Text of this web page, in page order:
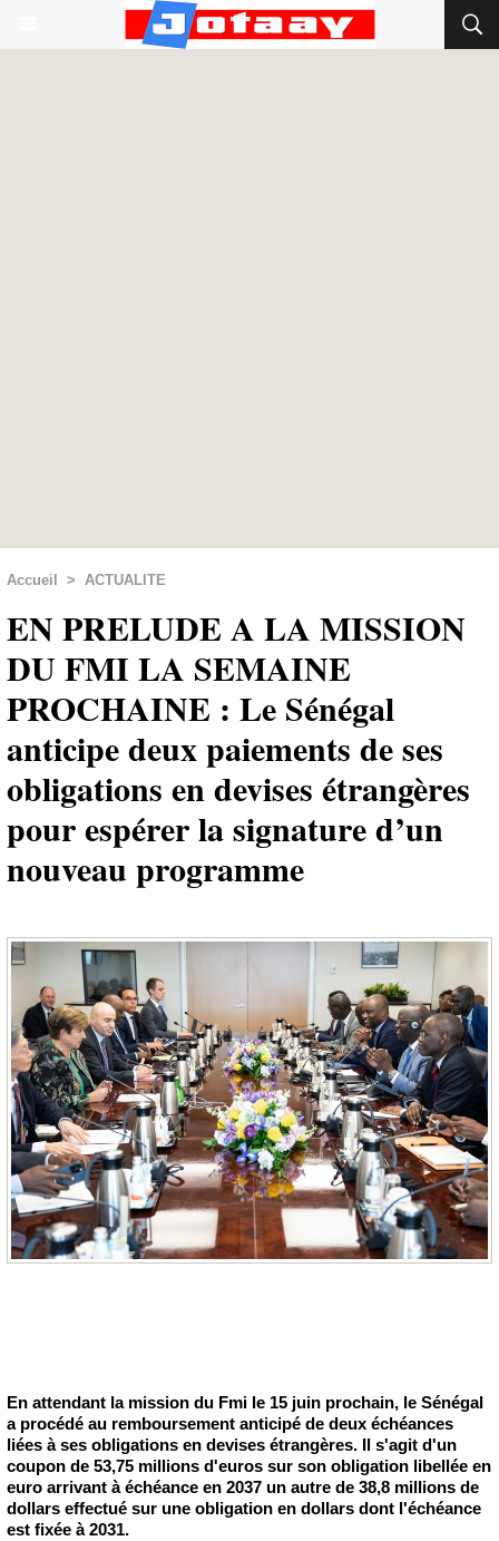
Accueil > ACTUALITE
EN PRELUDE A LA MISSION
DU FMI LA SEMAINE
PROCHAINE : Le Sénégal
anticipe deux paiements de ses
obligations en devises étrangères
pour espérer la signature d’un
nouveau programme
En attendant la mission du Fmi le 15 juin prochain, le Sénégal
a procédé au remboursement anticipé de deux échéances
liées à ses obligations en devises étrangères. Il s'agit d'un
coupon de 53,75 millions d'euros sur son obligation libellée en
euro arrivant à échéance en 2037 un autre de 38,8 millions de
dollars effectué sur une obligation en dollars dont l'échéance
est fixée à 2031.